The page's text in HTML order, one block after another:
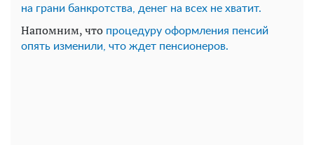
на грани банкротства, денег на всех не хватит.
Напомним, что процедуру оформления пенсий
опять изменили, что ждет пенсионеров.